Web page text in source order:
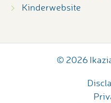
Kinderwebsite
© 2026